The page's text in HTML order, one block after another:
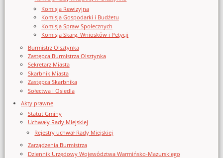
Komisja Rewizyjna
Komisja Gospodarki i Budżetu
Komisja Spraw Społecznych
Komisja Skarg, Wniosków i Petycji
Burmistrz Olsztynka
Zastępca Burmistrza Olsztynka
Sekretarz Miasta
Skarbnik Miasta
Zastępca Skarbnika
Sołectwa i Osiedla
Akty prawne
Statut Gminy
Uchwały Rady Miejskiej
Rejestry uchwał Rady Miejskiej
Zarządzenia Burmistrza
Dziennik Urzędowy Województwa Warmińsko-Mazurskiego